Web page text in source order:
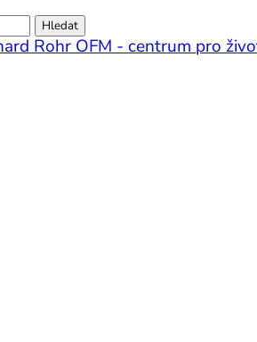
Rohr OFM - centrum pro